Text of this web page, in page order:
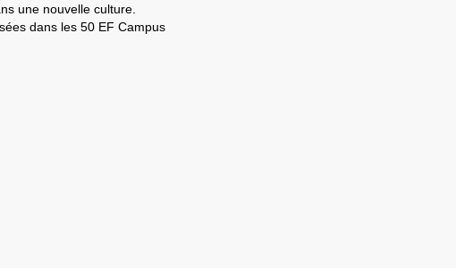
une nouvelle culture.
dans les 50 EF Campus